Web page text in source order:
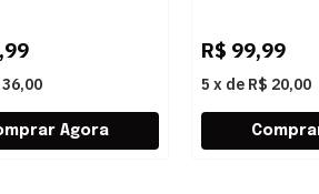
36,00
R$ 99,99
5 x de R$ 20,00